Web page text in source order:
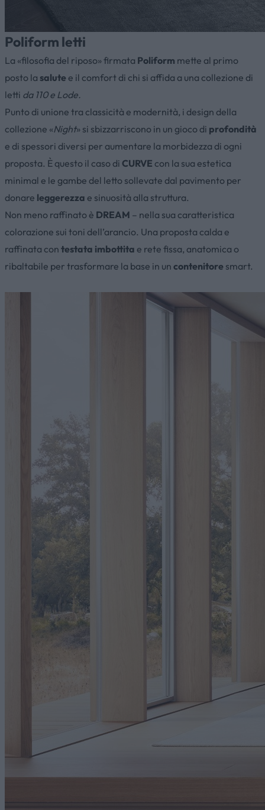
Poliform letti
La «filosofia del riposo» firmata Poliform mette al primo
posto la salute e il comfort di chi si affida a una collezione di
letti da 110 e Lode.
Punto di unione tra classicità e modernità, i design della
collezione «Night» si sbizzarriscono in un gioco di profondità
e di spessori diversi per aumentare la morbidezza di ogni
proposta. È questo il caso di CURVE con la sua estetica
minimal e le gambe del letto sollevate dal pavimento per
donare leggerezza e sinuosità alla struttura.
Non meno raffinato è DREAM – nella sua caratteristica
colorazione sui toni dell’arancio. Una proposta calda e
raffinata con testata imbottita e rete fissa, anatomica o
ribaltabile per trasformare la base in un contenitore smart.